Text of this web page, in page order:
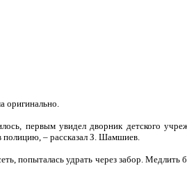
оригинально.
первым увидел дворник детского
полицию, – рассказал З. Шамшиев.
попыталась удрать через забор. Медлить